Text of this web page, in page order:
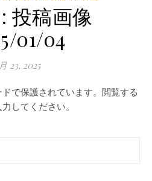
投稿画像
01/04
23, 2025
で保護されています。閲覧する
してください。